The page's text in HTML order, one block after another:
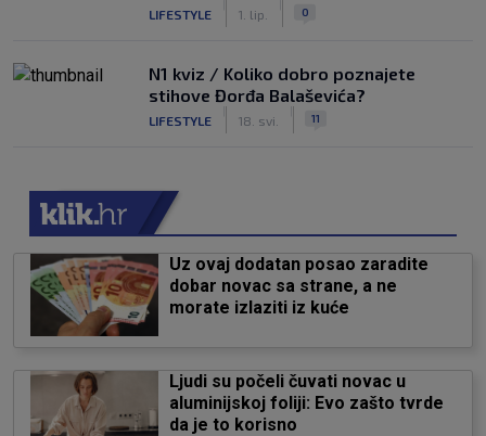
LIFESTYLE 1. lip. 0
N1 kviz / Koliko dobro poznajete
stihove Đorđa Balaševića?
LIFESTYLE 18. svi. 11
Uz ovaj dodatan posao zaradite
dobar novac sa strane, a ne
morate izlaziti iz kuće
Ljudi su počeli čuvati novac u
aluminijskoj foliji: Evo zašto tvrde
da je to korisno